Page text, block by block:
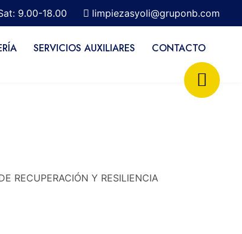
9.00-18.00 limpiezasyoli@gruponb.com
SERVICIOS AUXILIARES CONTACTO
RECUPERACIÓN Y RESILIENCIA